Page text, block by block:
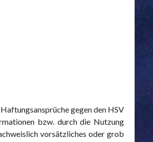
gegen den HSV
bzw. durch die Nutzung
vorsätzliches oder grob